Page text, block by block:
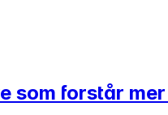
som forstår